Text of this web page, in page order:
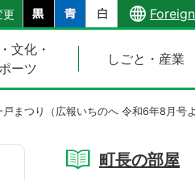
更
文化・
ーツ
しごと・産業
まつり（広報いちのへ 令和6年8月号よ
町長の部屋